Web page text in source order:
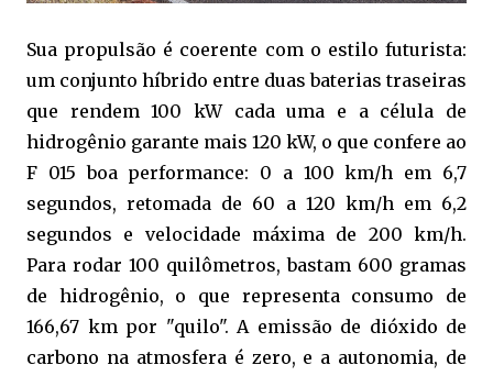
Sua propulsão é coerente com o estilo futurista:
um conjunto híbrido entre duas baterias traseiras
que rendem 100 kW cada uma e a célula de
hidrogênio garante mais 120 kW, o que confere ao
F 015 boa performance: 0 a 100 km/h em 6,7
segundos, retomada de 60 a 120 km/h em 6,2
segundos e velocidade máxima de 200 km/h.
Para rodar 100 quilômetros, bastam 600 gramas
de hidrogênio, o que representa consumo de
166,67 km por "quilo". A emissão de dióxido de
carbono na atmosfera é zero, e a autonomia, de